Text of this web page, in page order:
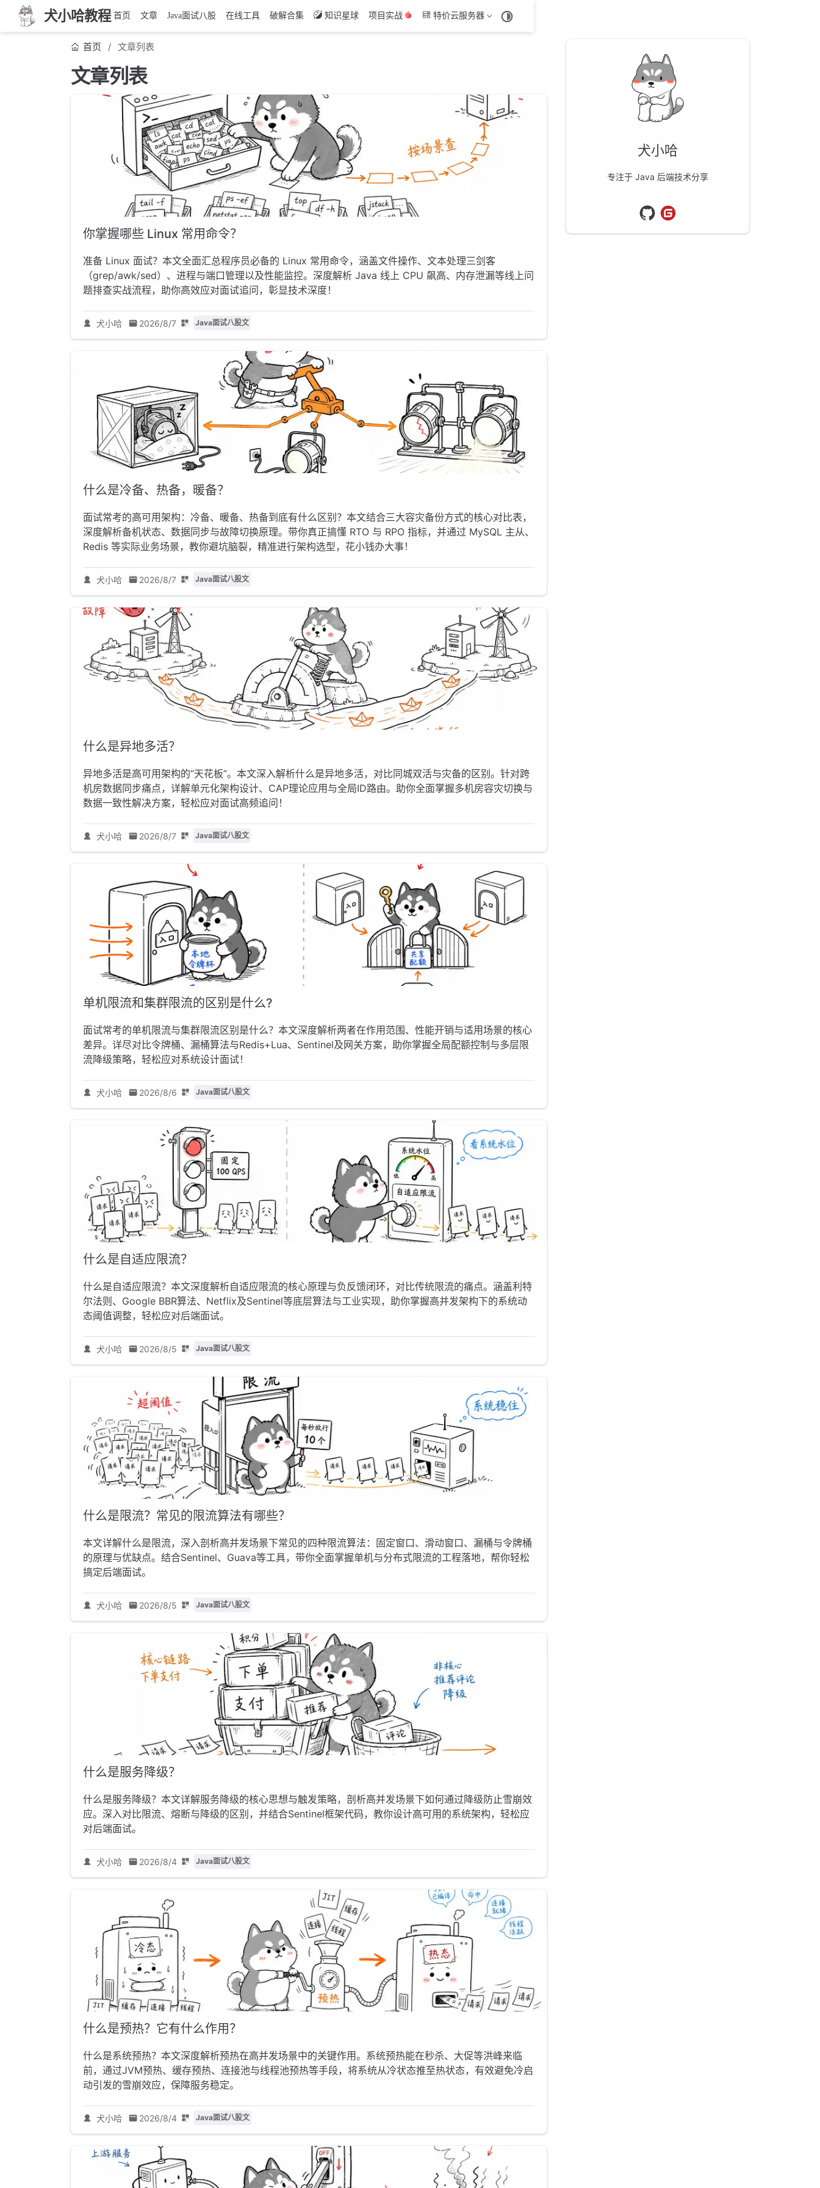
犬小哈教程 首页 文章 Java面试八股 在线工具 破解合集 知识星球 项目实战 特价云服务器
首页 文章列表
文章列表
你掌握哪些 Linux 常用命令？
准备 Linux 面试？本文全面汇总程序员必备的 Linux 常用命令，涵盖文件操作、文本处理三剑客
（grep/awk/sed）、进程与端口管理以及性能监控。深度解析 Java 线上 CPU 飙高、内存泄漏等线上问
题排查实战流程，助你高效应对面试追问，彰显技术深度！
犬小哈 2026/8/7 Java面试八股文
什么是冷备、热备，暖备？
面试常考的高可用架构：冷备、暖备、热备到底有什么区别？本文结合三大容灾备份方式的核心对比表，
深度解析备机状态、数据同步与故障切换原理。带你真正搞懂 RTO 与 RPO 指标，并通过 MySQL 主从、
Redis 等实际业务场景，教你避坑脑裂，精准进行架构选型，花小钱办大事！
犬小哈 2026/8/7 Java面试八股文
什么是异地多活？
异地多活是高可用架构的“天花板”。本文深入解析什么是异地多活，对比同城双活与灾备的区别。针对跨
机房数据同步痛点，详解单元化架构设计、CAP理论应用与全局ID路由。助你全面掌握多机房容灾切换与
数据一致性解决方案，轻松应对面试高频追问！
犬小哈 2026/8/7 Java面试八股文
单机限流和集群限流的区别是什么?
面试常考的单机限流与集群限流区别是什么？本文深度解析两者在作用范围、性能开销与适用场景的核心
差异。详尽对比令牌桶、漏桶算法与Redis+Lua、Sentinel及网关方案，助你掌握全局配额控制与多层限
流降级策略，轻松应对系统设计面试！
犬小哈 2026/8/6 Java面试八股文
什么是自适应限流？
什么是自适应限流？本文深度解析自适应限流的核心原理与负反馈闭环，对比传统限流的痛点。涵盖利特
尔法则、Google BBR算法、Netflix及Sentinel等底层算法与工业实现，助你掌握高并发架构下的系统动
态阈值调整，轻松应对后端面试。
犬小哈 2026/8/5 Java面试八股文
什么是限流？常见的限流算法有哪些？
本文详解什么是限流，深入剖析高并发场景下常见的四种限流算法：固定窗口、滑动窗口、漏桶与令牌桶
的原理与优缺点。结合Sentinel、Guava等工具，带你全面掌握单机与分布式限流的工程落地，帮你轻松
搞定后端面试。
犬小哈 2026/8/5 Java面试八股文
什么是服务降级？
什么是服务降级？本文详解服务降级的核心思想与触发策略，剖析高并发场景下如何通过降级防止雪崩效
应。深入对比限流、熔断与降级的区别，并结合Sentinel框架代码，教你设计高可用的系统架构，轻松应
对后端面试。
犬小哈 2026/8/4 Java面试八股文
什么是预热？它有什么作用？
什么是系统预热？本文深度解析预热在高并发场景中的关键作用。系统预热能在秒杀、大促等洪峰来临
前，通过JVM预热、缓存预热、连接池与线程池预热等手段，将系统从冷状态推至热状态，有效避免冷启
动引发的雪崩效应，保障服务稳定。
犬小哈 2026/8/4 Java面试八股文
犬小哈
专注于 Java 后端技术分享